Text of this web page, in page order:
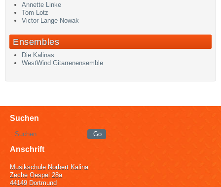
Annette Linke
Tom Lotz
Victor Lange-Nowak
Ensembles
Die Kalinas
WestWind Gitarrenensemble
Suchen
Anschrift
Musikschule Norbert Kalina
Zeche Oespel 28a
44149 Dortmund